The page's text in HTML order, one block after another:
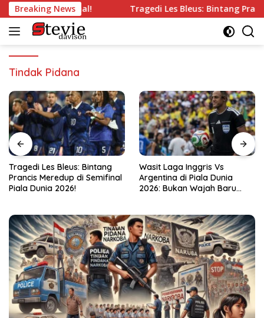
Langsung
ke
konten
Breaking News
di Semifinal! Tragedi Les Bleus: Bintang Prancis
Tindak Pidana
Wasit Laga Inggris Vs
Argentina di Piala Dunia
2026: Bukan Wajah Baru
Drama Transfer
Dari Bandung ke
Kemayoran!